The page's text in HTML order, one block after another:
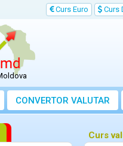
Curs Euro Curs
CONVERTOR VALUTAR
Curs